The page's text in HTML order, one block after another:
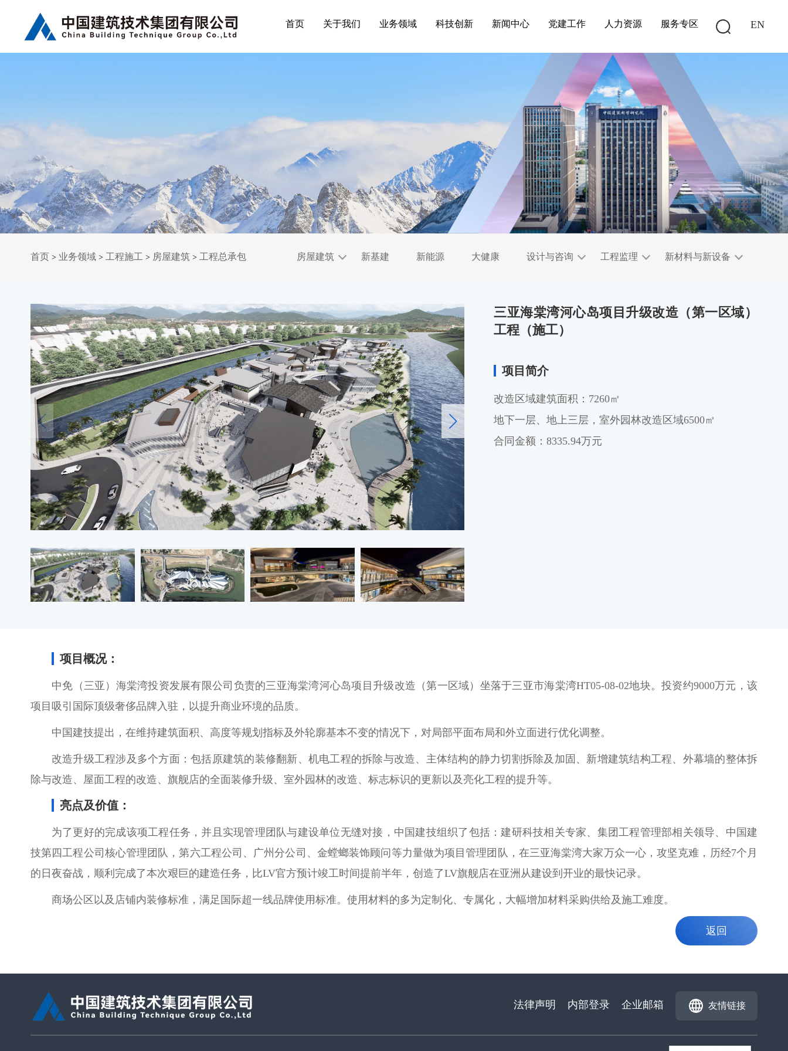
首页 关于我们 业务领域 科技创新 新闻中心 党建工作 人力资源 服务专区 EN
首页 > 业务领域 > 工程施工 > 房屋建筑 > 工程总承包 房屋建筑 新基建 新能源 大健康 设计与咨询 工程监理 新材料与新设备
三亚海棠湾河心岛项目升级改造（第一区域）
工程（施工）
项目简介
改造区域建筑面积：7260㎡
地下一层、地上三层，室外园林改造区域6500㎡
合同金额：8335.94万元
项目概况：
中免（三亚）海棠湾投资发展有限公司负责的三亚海棠湾河心岛项目升级改造（第一区域）坐落于三亚市海棠湾HT05-08-02地块。投资约9000万元，该
项目吸引国际顶级奢侈品牌入驻，以提升商业环境的品质。
中国建技提出，在维持建筑面积、高度等规划指标及外轮廓基本不变的情况下，对局部平面布局和外立面进行优化调整。
改造升级工程涉及多个方面：包括原建筑的装修翻新、机电工程的拆除与改造、主体结构的静力切割拆除及加固、新增建筑结构工程、外幕墙的整体拆
除与改造、屋面工程的改造、旗舰店的全面装修升级、室外园林的改造、标志标识的更新以及亮化工程的提升等。
亮点及价值：
为了更好的完成该项工程任务，并且实现管理团队与建设单位无缝对接，中国建技组织了包括：建研科技相关专家、集团工程管理部相关领导、中国建
技第四工程公司核心管理团队，第六工程公司、广州分公司、金螳螂装饰顾问等力量做为项目管理团队，在三亚海棠湾大家万众一心，攻坚克难，历经7个月
的日夜奋战，顺利完成了本次艰巨的建造任务，比LV官方预计竣工时间提前半年，创造了LV旗舰店在亚洲从建设到开业的最快记录。
商场公区以及店铺内装修标准，满足国际超一线品牌使用标准。使用材料的多为定制化、专属化，大幅增加材料采购供给及施工难度。
返回
法律声明 内部登录 企业邮箱 友情链接